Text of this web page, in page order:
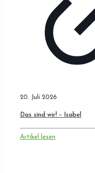
20. Juli 2026
Das sind wir! – Isabel
Artikel lesen